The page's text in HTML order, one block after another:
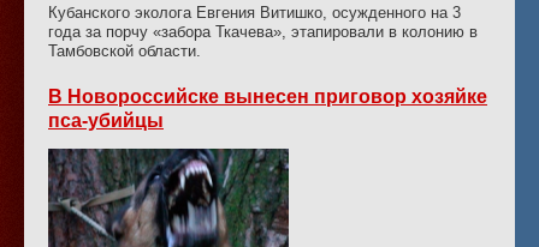
Кубанского эколога Евгения Витишко, осужденного на 3
года за порчу «забора Ткачева», этапировали в колонию в
Тамбовской области.
В Новороссийске вынесен приговор хозяйке
пса-убийцы